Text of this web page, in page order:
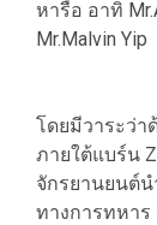
หารือ อาทิ
Mr.Malvin Yip
โดยมีวาระว่า
ภายใต้แบร์น
จักรยานยนต์
ทางการทหาร